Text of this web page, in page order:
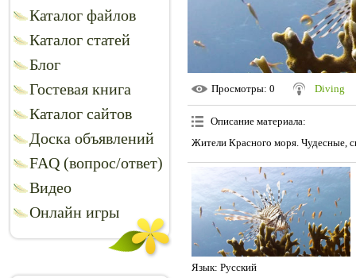
Каталог файлов
Каталог статей
Блог
Гостевая книга
Каталог сайтов
Доска объявлений
FAQ (вопрос/ответ)
Видео
Онлайн игры
Просмотры: 0 Diving
Описание материала:
Жители Красного моря. Чудесные,
Язык: Русский